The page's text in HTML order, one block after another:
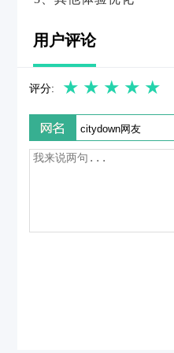
用户评论
评分: ★ ★ ★ ★ ★